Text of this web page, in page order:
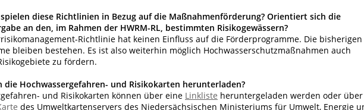
diese Richtlinien in Bezug auf die Maßnahmenförderung? Orientiert sich die
an den, im Rahmen der HWRM-RL, bestimmten Risikogewässern?
Richtlinie hat keinen Einfluss auf die Förderprogramme. Die bisherigen
bleiben bestehen. Es ist also weiterhin möglich Hochwasserschutzmaßnahmen auch
zu fördern.
die Hochwassergefahren- und Risikokarten herunterladen?
und Risikokarten können über eine Linkliste heruntergeladen werden oder über
des Umweltkartenservers des Niedersächsischen Ministeriums für Umwelt, Energie